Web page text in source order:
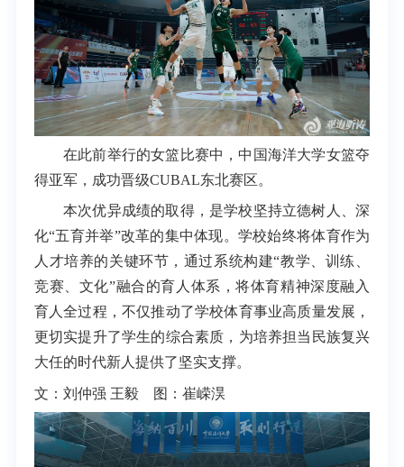
在此前举行的女篮比赛中，中国海洋大学女篮夺
得亚军，成功晋级CUBAL东北赛区。
本次优异成绩的取得，是学校坚持立德树人、深
化“五育并举”改革的集中体现。学校始终将体育作为
人才培养的关键环节，通过系统构建“教学、训练、
竞赛、文化”融合的育人体系，将体育精神深度融入
育人全过程，不仅推动了学校体育事业高质量发展，
更切实提升了学生的综合素质，为培养担当民族复兴
大任的时代新人提供了坚实支撑。
文：刘仲强 王毅 图：崔嵘淏